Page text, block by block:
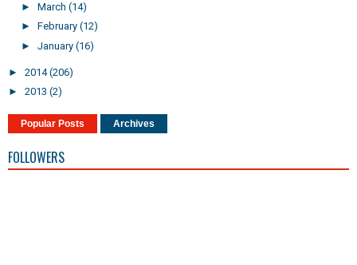
► March (14)
► February (12)
► January (16)
► 2014(206)
► 2013 (2)
Popular Posts Archives
FOLLOWERS